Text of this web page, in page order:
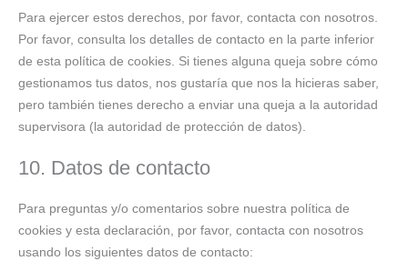
Para ejercer estos derechos, por favor, contacta con nosotros.
Por favor, consulta los detalles de contacto en la parte inferior
de esta política de cookies. Si tienes alguna queja sobre cómo
gestionamos tus datos, nos gustaría que nos la hicieras saber,
pero también tienes derecho a enviar una queja a la autoridad
supervisora (la autoridad de protección de datos).
10. Datos de contacto
Para preguntas y/o comentarios sobre nuestra política de
cookies y esta declaración, por favor, contacta con nosotros
usando los siguientes datos de contacto: